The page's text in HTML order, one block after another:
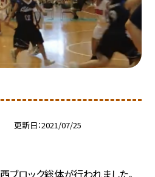
更新日 2021/07/25
ブロック総体が行われました。